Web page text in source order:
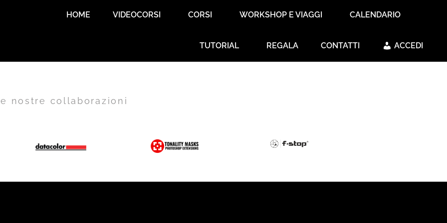
HOME VIDEOCORSI CORSI WORKSHOP E VIAGGI CALENDARIO
TUTORIAL REGALA CONTATTI ACCEDI
nostre collaborazioni